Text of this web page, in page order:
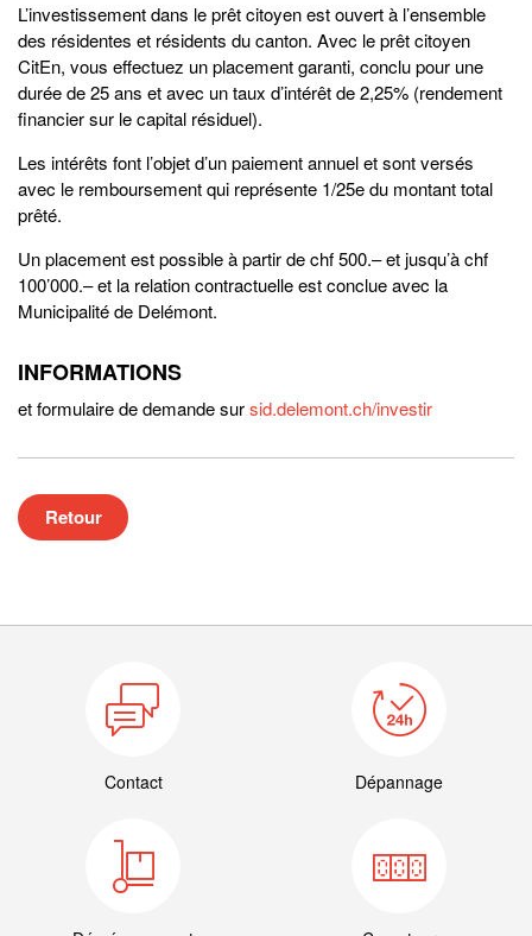
L’investissement dans le prêt citoyen est ouvert à l’ensemble
des résidentes et résidents du canton. Avec le prêt citoyen
CitEn, vous effectuez un placement garanti, conclu pour une
durée de 25 ans et avec un taux d’intérêt de 2,25% (rendement
financier sur le capital résiduel).
Les intérêts font l’objet d’un paiement annuel et sont versés
avec le remboursement qui représente 1/25e du montant total
prêté.
Un placement est possible à partir de chf 500.– et jusqu’à chf
100’000.– et la relation contractuelle est conclue avec la
Municipalité de Delémont.
INFORMATIONS
et formulaire de demande sursid.delemont.ch/investir
Retour
Contact Dépannage